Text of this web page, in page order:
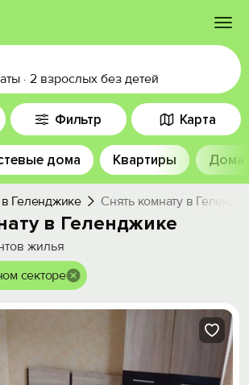
объект
· 2 взрослых без детей
Фильтр Карта
дома Квартиры Дома
Геленджике Снять комнату в
в Геленджике
жилья
секторе